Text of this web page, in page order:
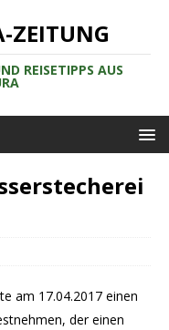
ZEITUNG
REISETIPPS AUS
am 17.04.2017 einen
der einen